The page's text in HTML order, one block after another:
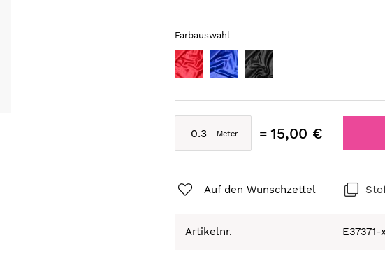
Farbauswahl
15,00 €
Auf den Wunschzettel
Artikelnr. E37371-